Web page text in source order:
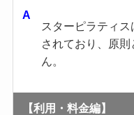
スターピラティ
されており、原
ん。
【利用・料金編】